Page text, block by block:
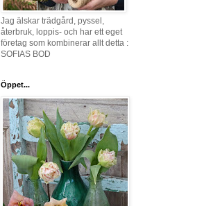
Jag älskar trädgård, pyssel,
återbruk, loppis- och har ett eget
företag som kombinerar allt detta :
SOFIAS BOD
Öppet...